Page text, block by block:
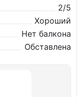
2/5
Хороший
Нет балкона
Обставлена